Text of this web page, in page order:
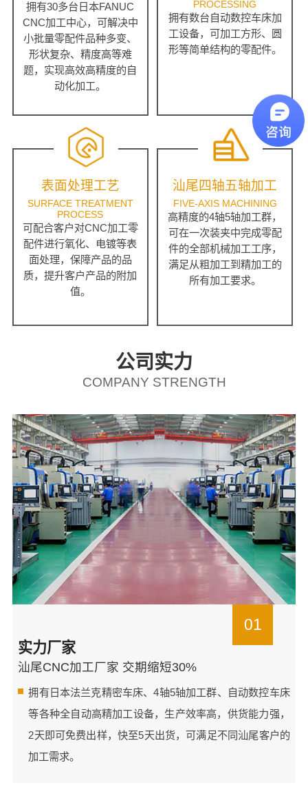
拥有30多台日本FANUC
CNC加工中心，可解决中
小批量零配件品种多变、
形状复杂、精度高等难
题，实现高效高精度的自
动化加工。
PROCESSING
拥有数台自动数控车床加
工设备，可加工方形、圆
形等简单结构的零配件。
表面处理工艺
SURFACE TREATMENT
PROCESS
可配合客户对CNC加工零
配件进行氧化、电镀等表
面处理，保障产品的品
质，提升客户产品的附加
值。
汕尾四轴五轴加工
FIVE-AXIS MACHINING
高精度的4轴5轴加工群，
可在一次装夹中完成零配
件的全部机械加工工序，
满足从粗加工到精加工的
所有加工要求。
公司实力
COMPANY STRENGTH
01
实力厂家
汕尾CNC加工厂家 交期缩短30%
拥有日本法兰克精密车床、4轴5轴加工群、自动数控车床
等各种全自动高精加工设备，生产效率高，供货能力强，
2天即可免费出样，快至5天出货，可满足不同汕尾客户的
加工需求。